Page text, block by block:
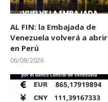
AL FIN: la Embajada de
Venezuela volverá a abrir
en Perú
06/08/2026